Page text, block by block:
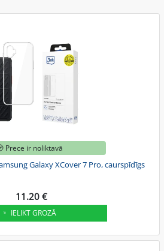
Prece ir noliktavā
Galaxy XCover 7 Pro, caurspīdīgs
11.20 €
IELIKT GROZĀ